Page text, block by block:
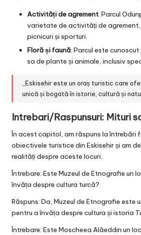
Activități de agrement: Parcul
varietate de activități de agrement,
picnicuri și sporturi.
Floră și faună: Parcul este
sa de plante și animale, inclusiv
„Eskisehir este un oraș turistic care
unică și bogată în istorie, cultură și
Intrebari/Raspunsuri: Mituri
În acest capitol, am răspuns la întrebări
obiectivele turistice din Eskisehir și am
realități despre aceste locuri.
Întrebare: Este Muzeul de Etnografie un
învăța despre cultura turcă?
Răspuns: Da, Muzeul de Etnografie este
pentru a învăța despre cultura și istoria
Întrebare: Este Moscheea Alâeddin un